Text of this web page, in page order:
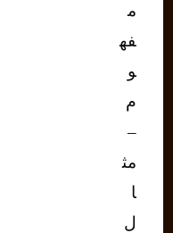
م
فه
و
م
–
مث
ا
ل